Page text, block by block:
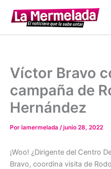
contenido
Víctor Bravo
campaña de
Hernández
Por lamermelada /junio 28, 2022
¡Woo! ¿Dirigente del Centro
Bravo, coordina visita de